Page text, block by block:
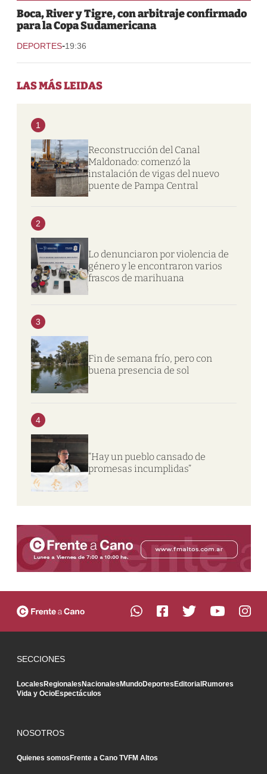
Boca, River y Tigre, con arbitraje confirmado
para la Copa Sudamericana
DEPORTES-19:36
LAS MÁS LEIDAS
1
Reconstrucción del Canal
Maldonado: comenzó la
instalación de vigas del nuevo
puente de Pampa Central
2
Lo denunciaron por violencia de
género y le encontraron varios
frascos de marihuana
3
Fin de semana frío, pero con
buena presencia de sol
4
“Hay un pueblo cansado de
promesas incumplidas”
SECCIONES
LocalesRegionalesNacionalesMundoDeportesEditorialRumores
Vida y OcioEspectáculos
NOSOTROS
Quienes somosFrente a Cano TVFM Altos